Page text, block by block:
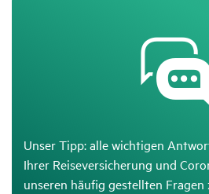
Unser Tipp: alle wichtigen
Ihrer Reiseversicherung und
unseren häufig gestellten Fragen